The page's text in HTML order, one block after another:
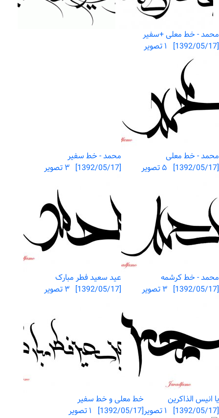
محمد - خط معلی +سفیر
[1392/05/17] ۱ تصویر
محمد - خط معلی
[1392/05/17] ۵ تصویر
محمد - خط سفیر
[1392/05/17] ۳ تصویر
محمد - خط کرشمه
[1392/05/17] ۳ تصویر
عید سعید فطر مبارک
[1392/05/17] ۳ تصویر
یا انیس الذاکرین
[1392/05/17] ۱ تصویر
خط معلی و خط سفیر
[1392/05/17] ۱ تصویر